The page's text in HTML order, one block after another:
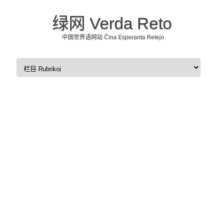
绿网 Verda Reto
中国世界语网站 Ĉina Esperanta Retejo
Skip to content